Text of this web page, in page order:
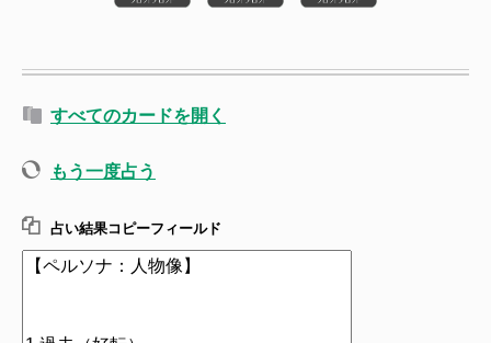
すべてのカードを開く
もう一度占う
占い結果コピーフィールド